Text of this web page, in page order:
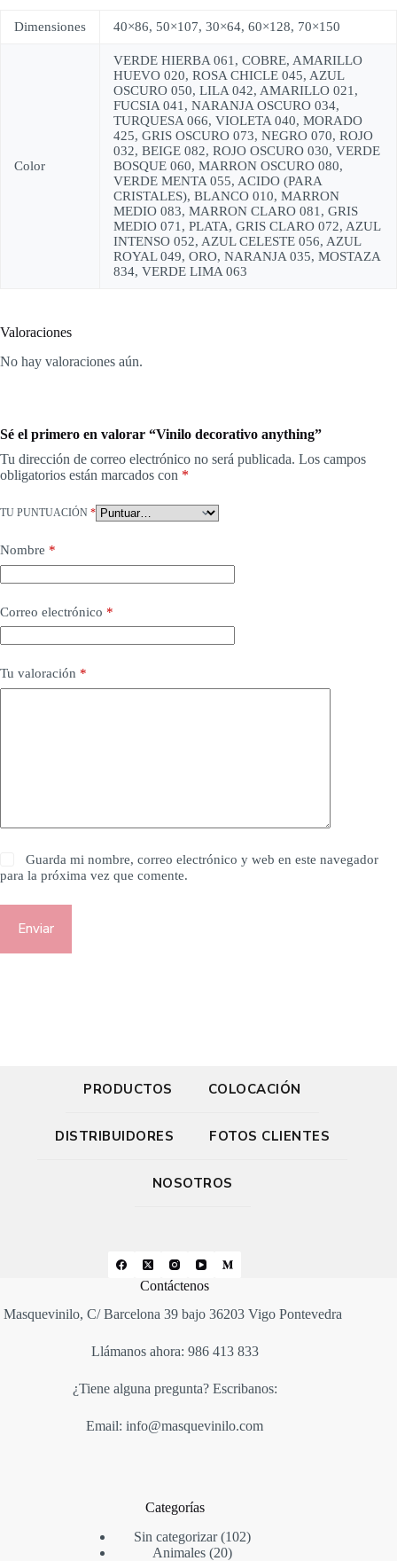
Dimensiones 40×86, 50×107, 30×64, 60×128, 70×150
Color
VERDE HIERBA 061, COBRE, AMARILLO
HUEVO 020, ROSA CHICLE 045, AZUL
OSCURO 050, LILA 042, AMARILLO 021,
FUCSIA 041, NARANJA OSCURO 034,
TURQUESA 066, VIOLETA 040, MORADO
425, GRIS OSCURO 073, NEGRO 070, ROJO
032, BEIGE 082, ROJO OSCURO 030, VERDE
BOSQUE 060, MARRON OSCURO 080,
VERDE MENTA 055, ACIDO (PARA
CRISTALES), BLANCO 010, MARRON
MEDIO 083, MARRON CLARO 081, GRIS
MEDIO 071, PLATA, GRIS CLARO 072, AZUL
INTENSO 052, AZUL CELESTE 056, AZUL
ROYAL 049, ORO, NARANJA 035, MOSTAZA
834, VERDE LIMA 063
Valoraciones
No hay valoraciones aún.
Sé el primero en valorar “Vinilo decorativo anything”
Tu dirección de correo electrónico no será publicada. Los campos
obligatorios están marcados con *
TU PUNTUACIÓN *
Nombre *
Correo electrónico *
Tu valoración *
Guarda mi nombre, correo electrónico y web en este navegador
para la próxima vez que comente.
Enviar
PRODUCTOS COLOCACIÓN
DISTRIBUIDORES FOTOS CLIENTES
NOSOTROS
Contáctenos
Masquevinilo, C/ Barcelona 39 bajo 36203 Vigo Pontevedra
Llámanos ahora: 986 413 833
¿Tiene alguna pregunta? Escribanos:
Email: info@masquevinilo.com
Categorías
Sin categorizar 102
Animales 20